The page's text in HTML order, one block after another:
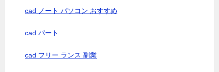
cad ノート パソコン おすすめ
cad パート
cad フリー ランス 副業